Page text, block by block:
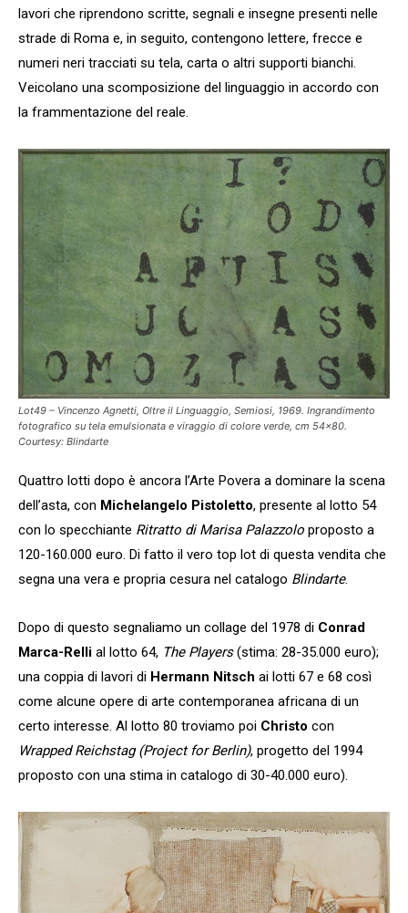
lavori che riprendono scritte, segnali e insegne presenti nelle
strade di Roma e, in seguito, contengono lettere, frecce e
numeri neri tracciati su tela, carta o altri supporti bianchi.
Veicolano una scomposizione del linguaggio in accordo con
la frammentazione del reale.
Lot49 – Vincenzo Agnetti, Oltre il Linguaggio, Semiosi, 1969. Ingrandimento
fotografico su tela emulsionata e viraggio di colore verde, cm 54×80.
Courtesy: Blindarte
Quattro lotti dopo è ancora l’Arte Povera a dominare la scena
dell’asta, con Michelangelo Pistoletto, presente al lotto 54
con lo specchiante Ritratto di Marisa Palazzolo proposto a
120-160.000 euro. Di fatto il vero top lot di questa vendita che
segna una vera e propria cesura nel catalogo Blindarte.
Dopo di questo segnaliamo un collage del 1978 di Conrad
Marca-Relli al lotto 64, The Players(stima: 28-35.000 euro);
una coppia di lavori di Hermann Nitsch ai lotti 67 e 68 così
come alcune opere di arte contemporanea africana di un
certo interesse. Al lotto 80 troviamo poi Christo con
Wrapped Reichstag (Project for Berlin), progetto del 1994
proposto con una stima in catalogo di 30-40.000 euro).